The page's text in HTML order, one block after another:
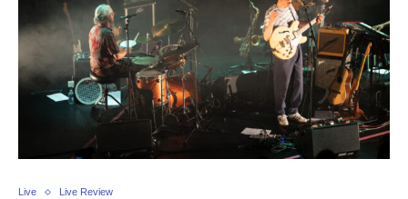
Live Live Review